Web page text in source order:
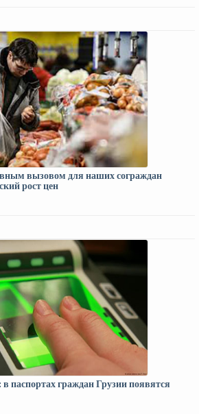
вызовом для наших сограждан
рост цен
паспортах граждан Грузии появятся